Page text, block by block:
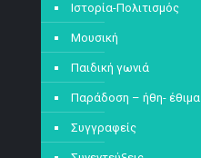
Ιστορία-Πολιτισμός
Μουσική
Παιδική γωνιά
Παράδοση – ήθη- έθιμα
Συγγραφείς